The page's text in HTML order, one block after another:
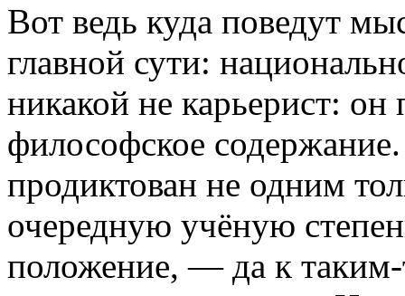
Вот ведь куда поведут
главной сути:
никакой не карьерист:
философское
продиктован не одним
очередную учёную
положение, — да к таким-